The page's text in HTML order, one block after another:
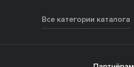
Все категории каталога